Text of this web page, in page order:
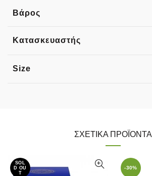
Βάρος
Κατασκευαστής
Size
ΣΧΕΤΙΚΆ ΠΡΟΪΌΝΤΑ
SOL
D OU
T
-30%